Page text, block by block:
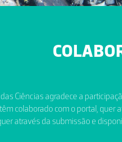
Ciências agradece a
colaborado com o portal, quer
através da submissão e